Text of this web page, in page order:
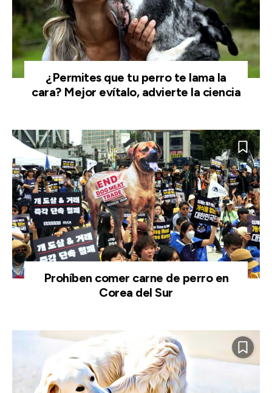
¿Permites que tu perro te lama la
cara? Mejor evítalo, advierte la ciencia
Prohíben comer carne de perro en
Corea del Sur